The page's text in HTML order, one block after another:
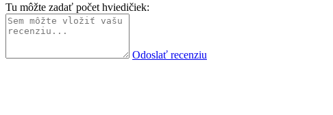
Tu môžte zadať počet hviedičiek:
Odoslať recenziu